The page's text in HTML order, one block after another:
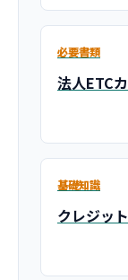
必要書類
法人ETC
基礎知識
クレジッ